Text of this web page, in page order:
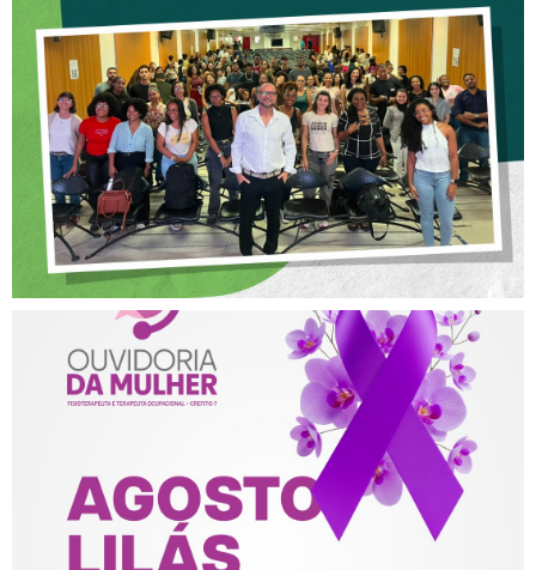
OFICINA SOBRE ÉTICA E
POSTURA PROFISSIONAL
NA FISIOTERAPIA
AGOSTO LILÁS – ACOLHER,
PROTEGER E COMBATER A
VIOLÊNCIA CONTRA A
MULHER